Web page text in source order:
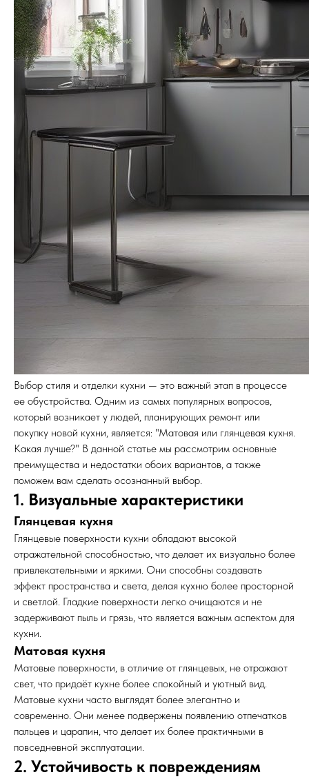
Выбор стиля и отделки кухни — это важный этап в процессе
ее обустройства. Одним из самых популярных вопросов,
который возникает у людей, планирующих ремонт или
покупку новой кухни, является: "Матовая или глянцевая кухня.
Какая лучше?" В данной статье мы рассмотрим основные
преимущества и недостатки обоих вариантов, а также
поможем вам сделать осознанный выбор.
1. Визуальные характеристики
Глянцевая кухня
Глянцевые поверхности кухни обладают высокой
отражательной способностью, что делает их визуально более
привлекательными и яркими. Они способны создавать
эффект пространства и света, делая кухню более просторной
и светлой. Гладкие поверхности легко очищаются и не
задерживают пыль и грязь, что является важным аспектом для
кухни.
Матовая кухня
Матовые поверхности, в отличие от глянцевых, не отражают
свет, что придаёт кухне более спокойный и уютный вид.
Матовые кухни часто выглядят более элегантно и
современно. Они менее подвержены появлению отпечатков
пальцев и царапин, что делает их более практичными в
повседневной эксплуатации.
2. Устойчивость к повреждениям